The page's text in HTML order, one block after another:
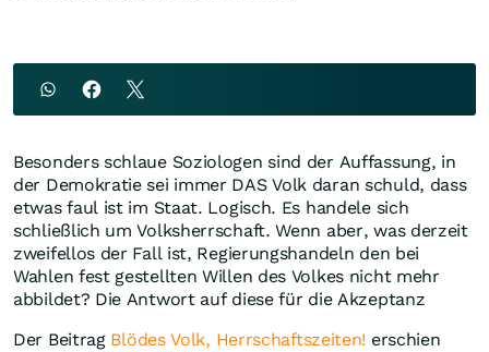
Besonders schlaue Soziologen sind der Auffassung, in
der Demokratie sei immer DAS Volk daran schuld, dass
etwas faul ist im Staat. Logisch. Es handele sich
schließlich um Volksherrschaft. Wenn aber, was derzeit
zweifellos der Fall ist, Regierungshandeln den bei
Wahlen fest gestellten Willen des Volkes nicht mehr
abbildet? Die Antwort auf diese für die Akzeptanz
Der Beitrag Blödes Volk, Herrschaftszeiten! erschien